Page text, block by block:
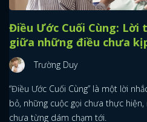
Điều Ước Cuối Cùng:
giữa những điều chưa
Trường Duy
“Điều Ước Cuối Cùng” là một lời
bỏ, những cuộc gọi chưa thực
chưa từng dám chạm tới.